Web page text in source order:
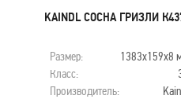
KAINDL СОСНА ГРИЗЛИ
Размер:
1383х159х8
Класс:
Производитель: